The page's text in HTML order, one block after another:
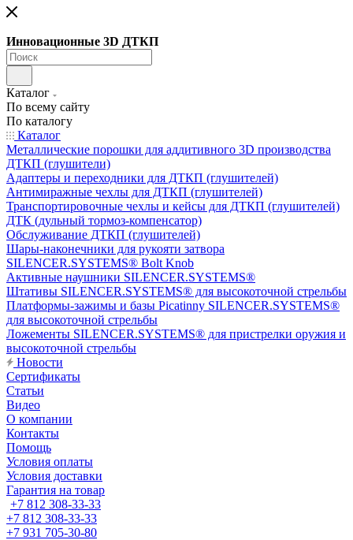
Инновационные 3D ДТКП
Каталог
По всему сайту
По каталогу
Каталог
Металлические порошки для аддитивного 3D производства
ДТКП (глушители)
Адаптеры и переходники для ДТКП (глушителей)
Антимиражные чехлы для ДТКП (глушителей)
Транспортировочные чехлы и кейсы для ДТКП (глушителей)
ДТК (дульный тормоз-компенсатор)
Обслуживание ДТКП (глушителей)
Шары-наконечники для рукояти затвора
SILENCER.SYSTEMS® Bolt Knob
Активные наушники SILENCER.SYSTEMS®
Штативы SILENCER.SYSTEMS® для высокоточной стрельбы
Платформы-зажимы и базы Picatinny SILENCER.SYSTEMS®
для высокоточной стрельбы
Ложементы SILENCER.SYSTEMS® для пристрелки оружия и
высокоточной стрельбы
Новости
Сертификаты
Статьи
Видео
О компании
Контакты
Помощь
Условия оплаты
Условия доставки
Гарантия на товар
+7 812 308-33-33
+7 812 308-33-33
+7 931 705-30-80